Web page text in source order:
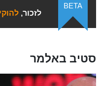
לזכור,
BETA
סטיב באלמר